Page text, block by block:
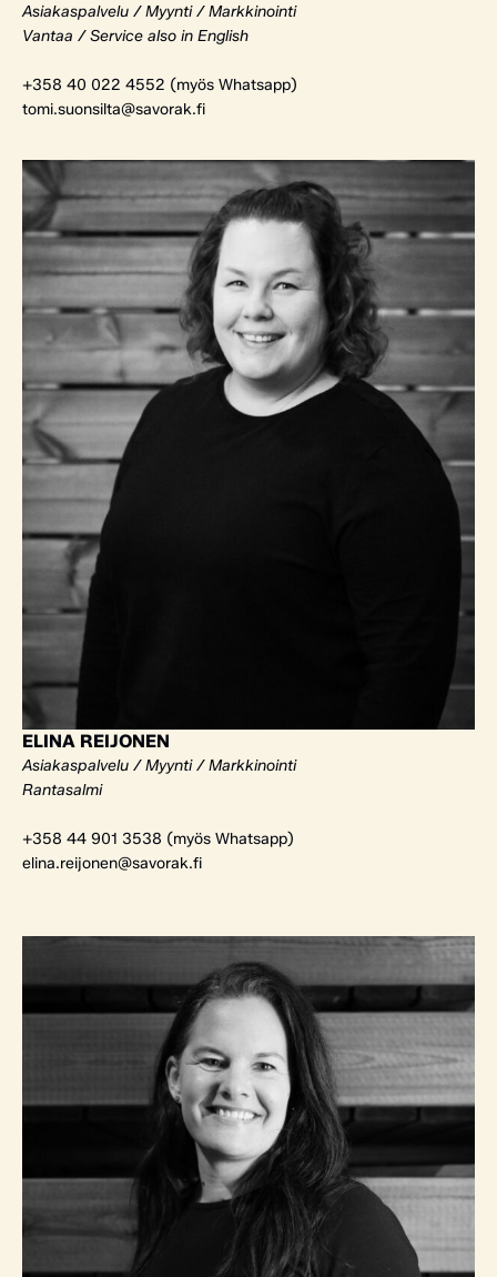
Asiakaspalvelu / Myynti / Markkinointi
Vantaa / Service also in English
+358 40 022 4552 (myös Whatsapp)
tomi.suonsilta@savorak.fi
ELINA REIJONEN
Asiakaspalvelu / Myynti / Markkinointi
Rantasalmi
+358 44 901 3538 (myös Whatsapp)
elina.reijonen@savorak.fi